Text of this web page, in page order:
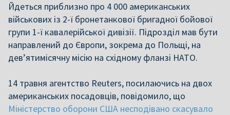
Йдеться приблизно про 4 000 американських
військових із 2-ї бронетанкової бригадної бойової
групи 1-ї кавалерійської дивізії. Підрозділ мав бути
направлений до Європи, зокрема до Польщі, на
дев’ятимісячну місію на східному фланзі НАТО.
14 травня агентство Reuters, посилаючись на двох
американських посадовців, повідомило, що
Міністерство оборони США несподівано скасувало